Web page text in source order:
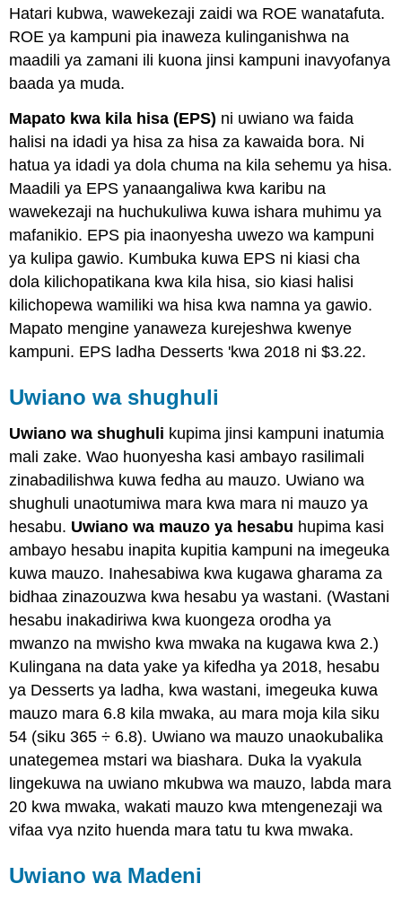
Hatari kubwa, wawekezaji zaidi wa ROE wanatafuta.
ROE ya kampuni pia inaweza kulinganishwa na
maadili ya zamani ili kuona jinsi kampuni inavyofanya
baada ya muda.
Mapato kwa kila hisa (EPS) ni uwiano wa faida
halisi na idadi ya hisa za hisa za kawaida bora. Ni
hatua ya idadi ya dola chuma na kila sehemu ya hisa.
Maadili ya EPS yanaangaliwa kwa karibu na
wawekezaji na huchukuliwa kuwa ishara muhimu ya
mafanikio. EPS pia inaonyesha uwezo wa kampuni
ya kulipa gawio. Kumbuka kuwa EPS ni kiasi cha
dola kilichopatikana kwa kila hisa, sio kiasi halisi
kilichopewa wamiliki wa hisa kwa namna ya gawio.
Mapato mengine yanaweza kurejeshwa kwenye
kampuni. EPS ladha Desserts 'kwa 2018 ni $3.22.
Uwiano wa shughuli
Uwiano wa shughuli kupima jinsi kampuni inatumia
mali zake. Wao huonyesha kasi ambayo rasilimali
zinabadilishwa kuwa fedha au mauzo. Uwiano wa
shughuli unaotumiwa mara kwa mara ni mauzo ya
hesabu. Uwiano wa mauzo ya hesabu hupima kasi
ambayo hesabu inapita kupitia kampuni na imegeuka
kuwa mauzo. Inahesabiwa kwa kugawa gharama za
bidhaa zinazouzwa kwa hesabu ya wastani. (Wastani
hesabu inakadiriwa kwa kuongeza orodha ya
mwanzo na mwisho kwa mwaka na kugawa kwa 2.)
Kulingana na data yake ya kifedha ya 2018, hesabu
ya Desserts ya ladha, kwa wastani, imegeuka kuwa
mauzo mara 6.8 kila mwaka, au mara moja kila siku
54 (siku 365 ÷ 6.8). Uwiano wa mauzo unaokubalika
unategemea mstari wa biashara. Duka la vyakula
lingekuwa na uwiano mkubwa wa mauzo, labda mara
20 kwa mwaka, wakati mauzo kwa mtengenezaji wa
vifaa vya nzito huenda mara tatu tu kwa mwaka.
Uwiano wa Madeni